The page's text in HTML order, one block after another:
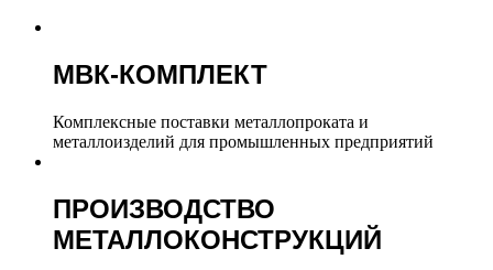
МВК-КОМПЛЕКТ
Комплексные поставки металлопроката и
металлоизделий для промышленных предприятий
ПРОИЗВОДСТВО
МЕТАЛЛОКОНСТРУКЦИЙ